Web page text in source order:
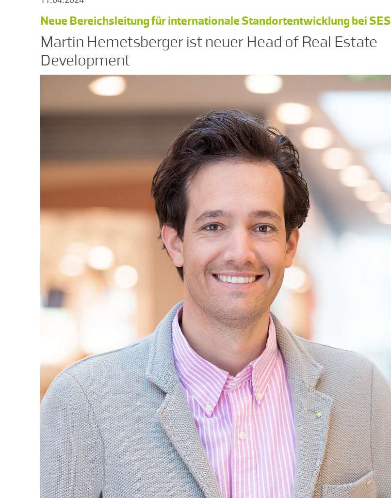
Neue Bereichsleitung für internationale Standortentwicklung bei SES
Martin Hemetsberger ist neuer Head of Real Estate
Development